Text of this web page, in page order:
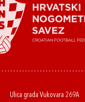
Ulica grada Vukovara 269A